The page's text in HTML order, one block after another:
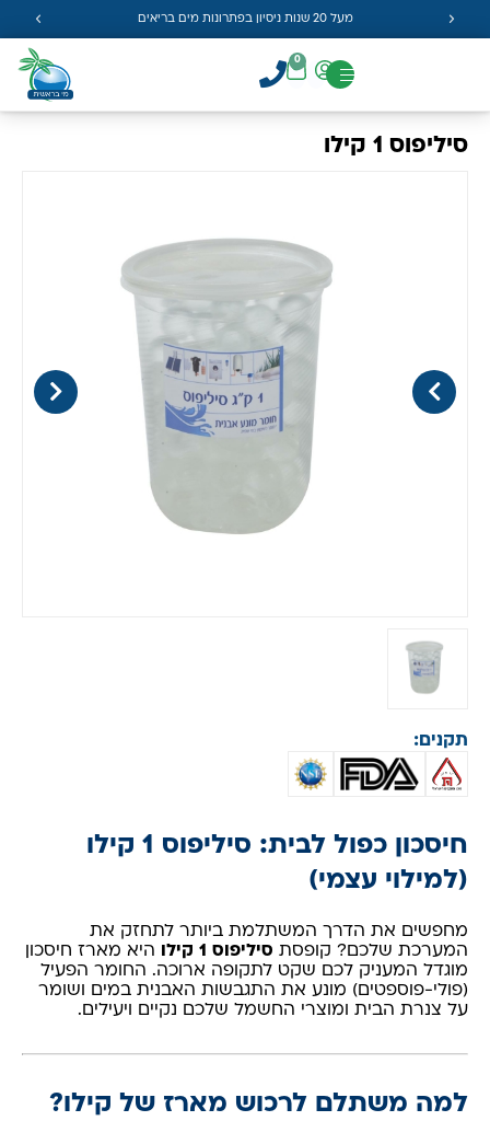
מעל 20 שנות ניסיון בפתרונות מים בריאים
0
סיליפוס 1 קילו
תקנים:
חיסכון כפול לבית: סיליפוס 1 קילו
(למילוי עצמי)
מחפשים את הדרך המשתלמת ביותר לתחזק את
המערכת שלכם? קופסת סיליפוס 1 קילו
היא מארז חיסכון
מוגדל המעניק לכם שקט לתקופה ארוכה. החומר הפעיל
(פולי-פוספטים) מונע את התגבשות האבנית במים ושומר
על צנרת הבית ומוצרי החשמל שלכם נקיים ויעילים.
למה משתלם לרכוש מארז של קילו?